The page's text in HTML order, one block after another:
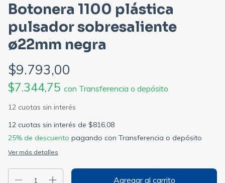
Botonera 1100 plástica
pulsador sobresaliente
ø22mm negra
$9.793,00
$7.344,75 con Transferencia o depósito
12 cuotas sin interés de $816,08
25% de descuento pagando con Transferencia o depósito
Ver más detalles